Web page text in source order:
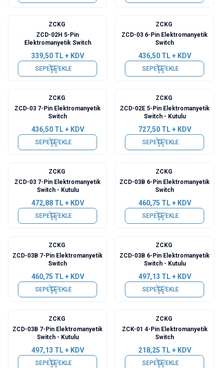
ZCKG
ZCD-02H 5-Pin
Elektromanyetik Switch
339,50TL + KDV
SEPETE EKLE
ZCKG
ZCD-03 6-Pin Elektromanyetik
Switch
436,50TL + KDV
SEPETE EKLE
ZCKG
ZCD-03 7-Pin Elektromanyetik
Switch
436,50TL + KDV
SEPETE EKLE
ZCKG
ZCD-02E 5-Pin Elektromanyetik
Switch - Kutulu
727,50TL + KDV
SEPETE EKLE
ZCKG
ZCD-03 7-Pin Elektromanyetik
Switch - Kutulu
472,88TL + KDV
SEPETE EKLE
ZCKG
ZCD-03B 6-Pin Elektromanyetik
Switch
460,75 TL + KDV
SEPETE EKLE
ZCKG
ZCD-03B 7-Pin Elektromanyetik
Switch
460,75 TL + KDV
SEPETE EKLE
ZCKG
ZCD-03B 6-Pin Elektromanyetik
Switch - Kutulu
497,13 TL + KDV
SEPETE EKLE
ZCKG
ZCD-03B 7-Pin Elektromanyetik
Switch - Kutulu
497,13 TL + KDV
SEPETE EKLE
ZCKG
ZCK-01 4-Pin Elektromanyetik
Switch
218,25 TL + KDV
SEPETE EKLE